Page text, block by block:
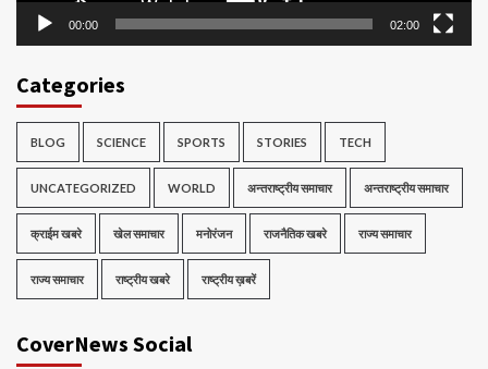
00:00 02:00
Categories
BLOG SCIENCE SPORTS STORIES TECH
UNCATEGORIZED WORLD अन्तराष्ट्रीय समाचार अन्तराष्ट्रीय समाचार
क्राईम खबरे खेल समाचार मनोरंजन राजनैतिक खबरे राज्य समाचार
राज्य समाचार राष्ट्रीय खबरे राष्ट्रीय ख़बरें
CoverNews Social